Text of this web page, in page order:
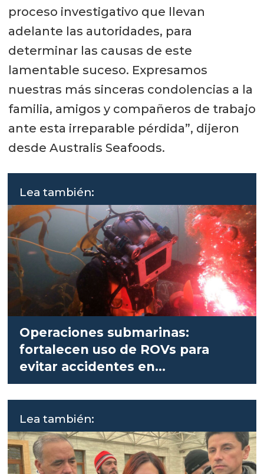
proceso investigativo que llevan
adelante las autoridades, para
determinar las causas de este
lamentable suceso. Expresamos
nuestras más sinceras condolencias a la
familia, amigos y compañeros de trabajo
ante esta irreparable pérdida”, dijeron
desde Australis Seafoods.
Lea también:
Operaciones submarinas:
fortalecen uso de ROVs para
evitar accidentes en
salmonicultura
Lea también: